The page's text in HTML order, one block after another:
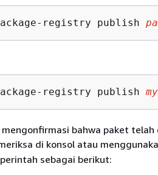
registry publish
registry publish
bahwa paket
di konsol atau
perintah sebagai berikut: